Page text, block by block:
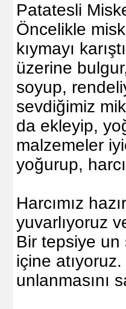
Patatesli
Öncelikle
kıymayı
üzerine
soyup,
sevdiğimiz
da ekleyip,
malzemeler
yoğurup,
Harcımız
yuvarlıyoruz
Bir tepsiye un
içine
unlanmasını